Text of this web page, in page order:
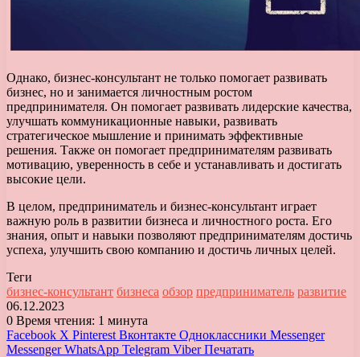
Однако, бизнес-консультант не только помогает развивать
бизнес, но и занимается личностным ростом
предпринимателя. Он помогает развивать лидерские качества,
улучшать коммуникационные навыки, развивать
стратегическое мышление и принимать эффективные
решения. Также он помогает предпринимателям развивать
мотивацию, уверенность в себе и устанавливать и достигать
высокие цели.
В целом, предприниматель и бизнес-консультант играет
важную роль в развитии бизнеса и личностного роста. Его
знания, опыт и навыки позволяют предпринимателям достичь
успеха, улучшить свою компанию и достичь личных целей.
Теги
бизнес-консультант бизнеса обзор предприниматель развитие
06.12.2023
0 Время чтения: 1 минута
Facebook X Pinterest Вконтакте Одноклассники Messenger
Messenger WhatsApp Telegram Viber Печатать